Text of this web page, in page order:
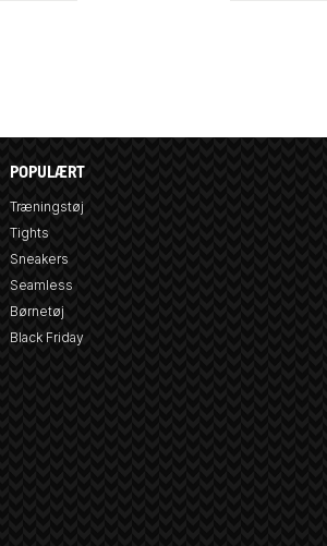
POPULÆRT
Træningstøj
Tights
Sneakers
Seamless
Børnetøj
Black Friday